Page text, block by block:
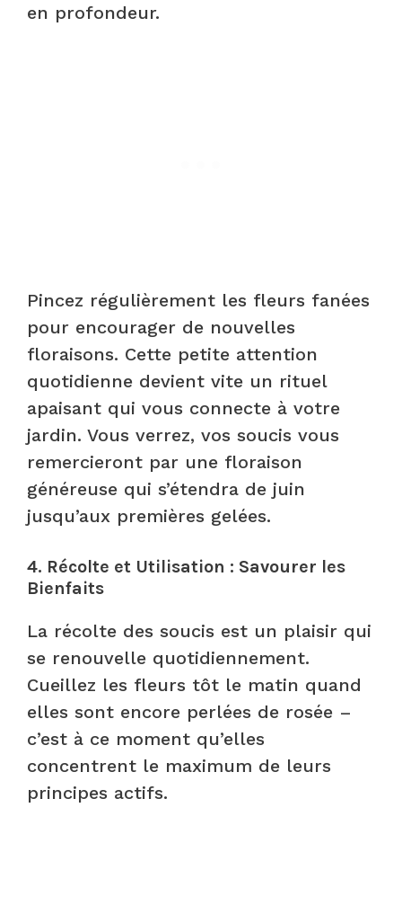
en profondeur.
Pincez régulièrement les fleurs fanées
pour encourager de nouvelles
floraisons. Cette petite attention
quotidienne devient vite un rituel
apaisant qui vous connecte à votre
jardin. Vous verrez, vos soucis vous
remercieront par une floraison
généreuse qui s’étendra de juin
jusqu’aux premières gelées.
4. Récolte et Utilisation : Savourer les
Bienfaits
La récolte des soucis est un plaisir qui
se renouvelle quotidiennement.
Cueillez les fleurs tôt le matin quand
elles sont encore perlées de rosée –
c’est à ce moment qu’elles
concentrent le maximum de leurs
principes actifs.